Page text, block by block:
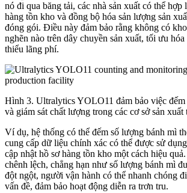
nó đi qua băng tải, các nhà sản xuất có thể hợp
hàng tồn kho và đồng bộ hóa sản lượng sản
đóng gói. Điều này đảm bảo rằng không có
nghẽn nào trên dây chuyền sản xuất, tối ưu
thiểu lãng phí.
Hình 3. Ultralytics YOLO11 đảm bảo việc đếm
và giám sát chất lượng trong các cơ sở sản xuất
Ví dụ, hệ thống có thể đếm số lượng bánh mì
cung cấp dữ liệu chính xác có thể được sử
cập nhật hồ sơ hàng tồn kho một cách hiệu
chênh lệch, chẳng hạn như số lượng bánh mì
đột ngột, người vận hành có thể nhanh chóng
vấn đề, đảm bảo hoạt động diễn ra trơn tru.